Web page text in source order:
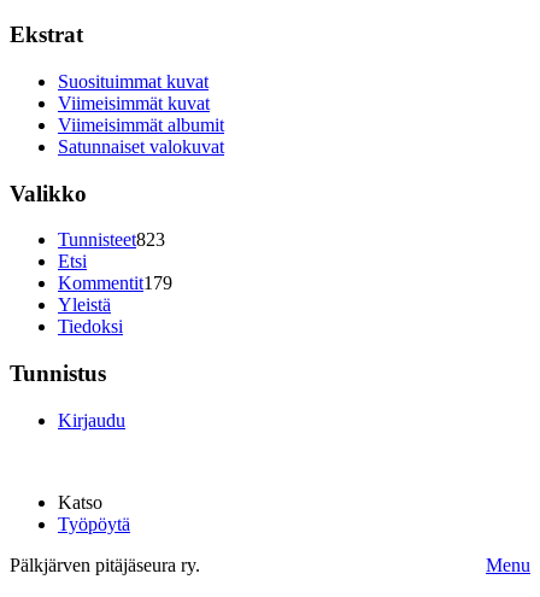
Ekstrat
Suosituimmat kuvat
Viimeisimmät kuvat
Viimeisimmät albumit
Satunnaiset valokuvat
Valikko
Tunnisteet823
Etsi
Kommentit179
Yleistä
Tiedoksi
Tunnistus
Kirjaudu
Katso
Työpöytä
Pälkjärven pitäjäseura ry.
Menu